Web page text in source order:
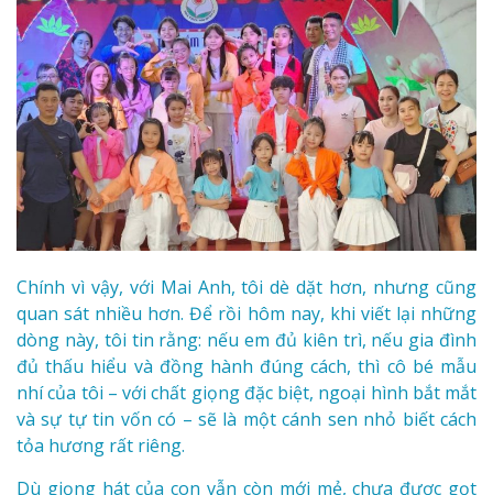
Chính vì vậy, với Mai Anh, tôi dè dặt hơn, nhưng cũng
quan sát nhiều hơn. Để rồi hôm nay, khi viết lại những
dòng này, tôi tin rằng: nếu em đủ kiên trì, nếu gia đình
đủ thấu hiểu và đồng hành đúng cách, thì cô bé mẫu
nhí của tôi – với chất giọng đặc biệt, ngoại hình bắt mắt
và sự tự tin vốn có – sẽ là một cánh sen nhỏ biết cách
tỏa hương rất riêng.
Dù giọng hát của con vẫn còn mới mẻ, chưa được gọt